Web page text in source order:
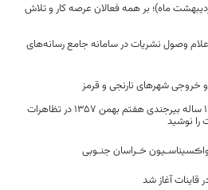
کار و کارگر (پنجم لغایت۱۱ اردیبهشت ماه)؛ بر همه فعالان عرصه کار و تلاش
وصول نشریات در سامانه جامع رسانه‌های
خروجی شهر‌های نارنجی و قرمز
شهید «علی سندروس» نوجوان ۱۴ ساله بیرجندی هفتم بهمن ۱۳۵۷ در تظاهرات
را نوشید
خـراسان جنـوبی
قاینات آغاز شد